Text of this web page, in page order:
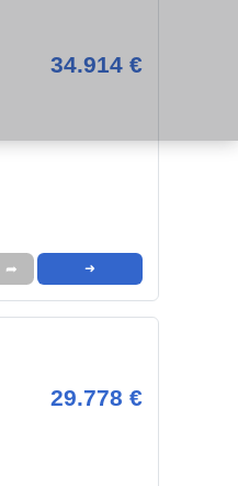
34.914 €
➦ ➜
29.778 €